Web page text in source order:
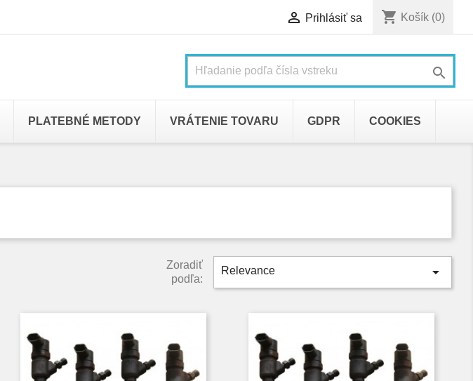
 Prihlásiť sa shopping_cart Košík (0)

PLATEBNÉ METODY VRÁTENIE TOVARU GDPR COOKIES
Zoradiť
podľa:
Relevance 